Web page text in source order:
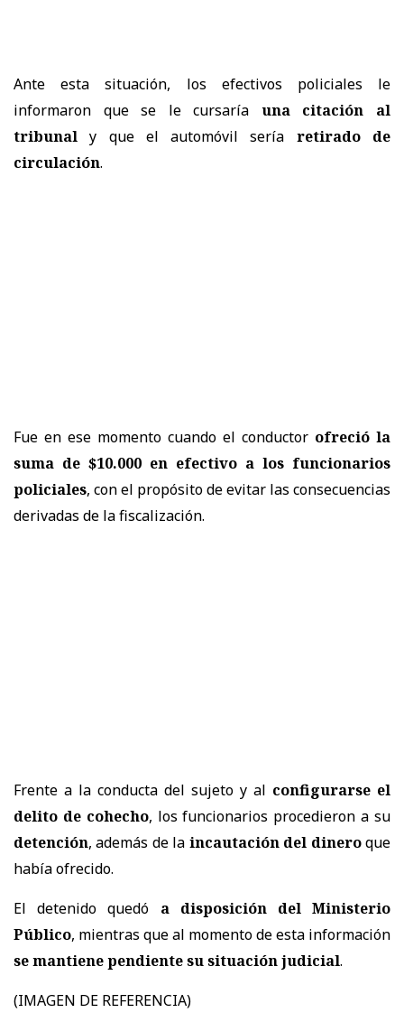
Ante esta situación, los efectivos policiales le
informaron que se le cursaría una citación al
tribunal y que el automóvil sería retirado de
circulación.
Fue en ese momento cuando el conductor ofreció la
suma de $10.000 en efectivo a los funcionarios
policiales, con el propósito de evitar las consecuencias
derivadas de la fiscalización.
Frente a la conducta del sujeto y al configurarse el
delito de cohecho, los funcionarios procedieron a su
detención, además de la incautación del dineroque
había ofrecido.
El detenido quedó a disposición del Ministerio
Público, mientras que al momento de esta información
se mantiene pendiente su situación judicial.
(IMAGEN DE REFERENCIA)